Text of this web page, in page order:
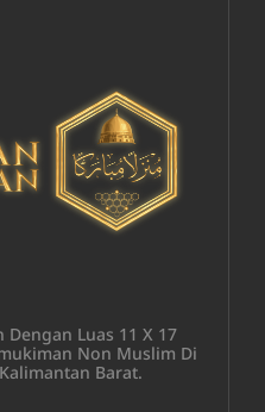
Luas 11 X 17
Non Muslim Di
Barat.